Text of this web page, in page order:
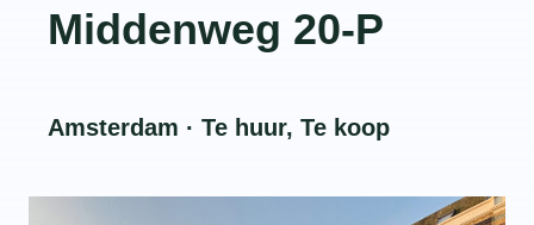
Middenweg 20-P
Amsterdam · Te huur, Te koop